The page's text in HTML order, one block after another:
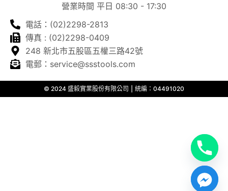
營業時間 平日 08:30 - 17:30
電話：(02)2298-2813
傳真 : (02)2298-0409
248 新北市五股區五權三路42號
電郵：service@ssstools.com
© 2024 盛毅實業股份有限公司 ⎮ 統編：04491020